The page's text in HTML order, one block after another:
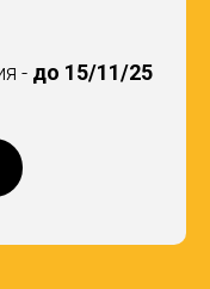
- до 15/11/25